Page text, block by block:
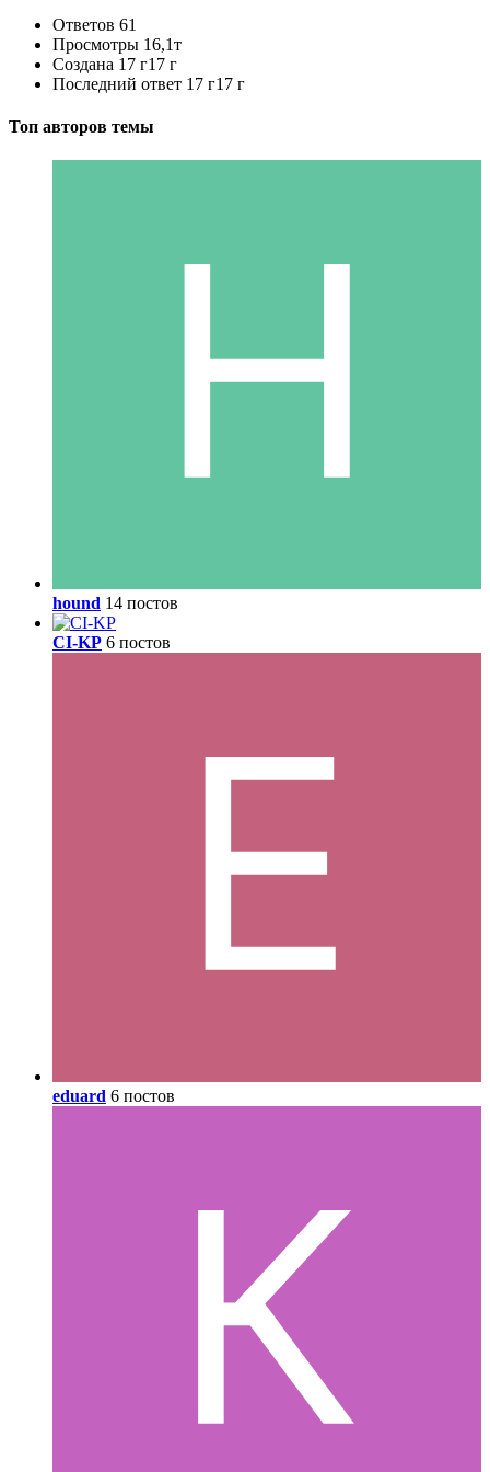
Ответов 61
Просмотры 16,1т
Создана 17 г17 г
Последний ответ 17 г17 г
Топ авторов темы
hound 14 постов
CI-KP 6 постов
eduard 6 постов